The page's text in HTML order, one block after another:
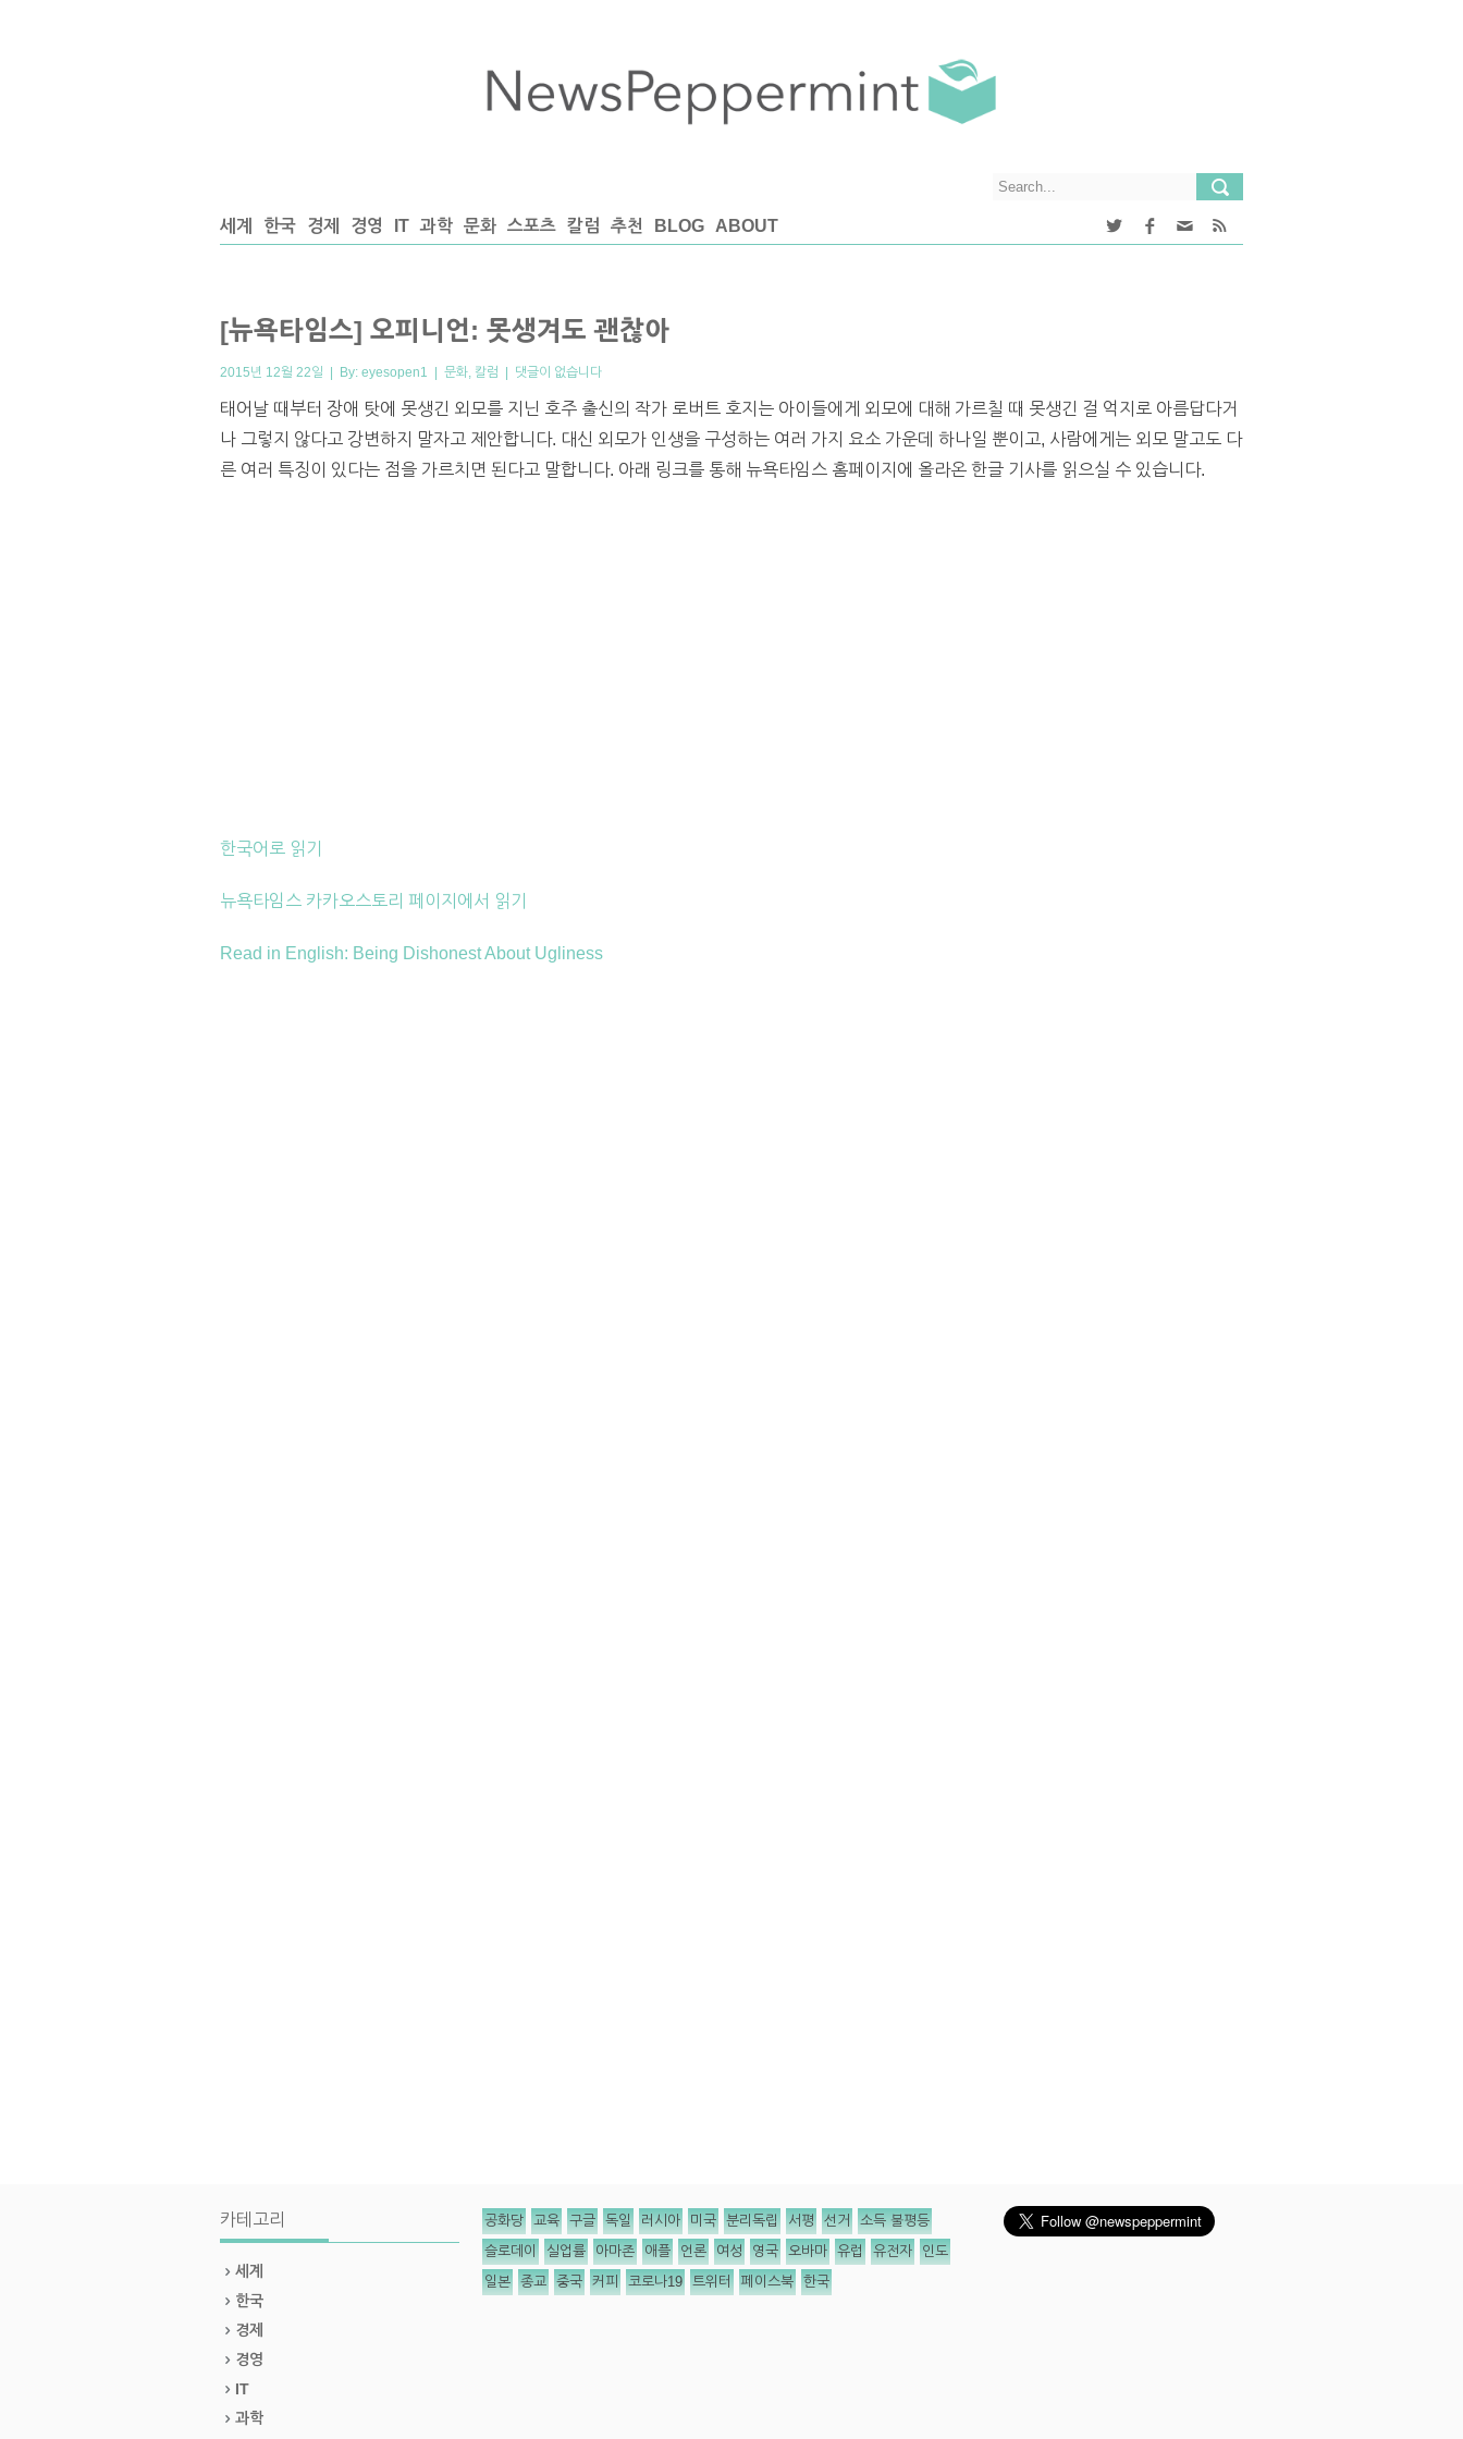
세계 한국 경제 경영 IT 과학 문화 스포츠 칼럼 추천 BLOG ABOUT
[뉴욕타임스] 오피니언: 못생겨도 괜찮아
2015년 12월 22일 | By: eyesopen1 | 문화, 칼럼 | 댓글이 없습니다
태어날 때부터 장애 탓에 못생긴 외모를 지닌 호주 출신의 작가 로버트 호지는 아이들에게 외모에 대해 가르칠 때 못생긴 걸 억지로 아름답다거
나 그렇지 않다고 강변하지 말자고 제안합니다. 대신 외모가 인생을 구성하는 여러 가지 요소 가운데 하나일 뿐이고, 사람에게는 외모 말고도 다
른 여러 특징이 있다는 점을 가르치면 된다고 말합니다. 아래 링크를 통해 뉴욕타임스 홈페이지에 올라온 한글 기사를 읽으실 수 있습니다.
한국어로 읽기
뉴욕타임스 카카오스토리 페이지에서 읽기
Read in English: Being Dishonest About Ugliness
카테고리
세계
한국
경제
경영
IT
과학
공화당 교육 구글 독일 러시아 미국 분리독립 서평 선거 소득 불평등
슬로데이 실업률 아마존 애플 언론 여성 영국 오바마 유럽 유전자 인도
일본 종교 중국 커피 코로나19 트위터 페이스북 한국